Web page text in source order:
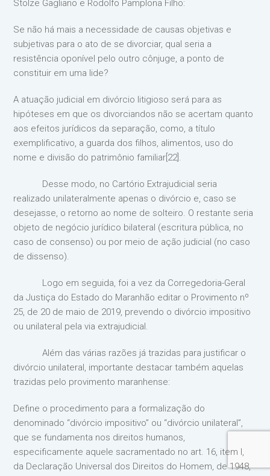
Stolze Gagliano e Rodolfo Pamplona Filho:
Se não há mais a necessidade de causas objetivas e
subjetivas para o ato de se divorciar, qual seria a
resistência oponível pelo outro cônjuge, a ponto de
constituir em uma lide?
A atuação judicial em divórcio litigioso será para as
hipóteses em que os divorciandos não se acertam quanto
aos efeitos jurídicos da separação, como, a título
exemplificativo, a guarda dos filhos, alimentos, uso do
nome e divisão do patrimônio familiar[22].
Desse modo, no Cartório Extrajudicial seria
realizado unilateralmente apenas o divórcio e, caso se
desejasse, o retorno ao nome de solteiro. O restante seria
objeto de negócio jurídico bilateral (escritura pública, no
caso de consenso) ou por meio de ação judicial (no caso
de dissenso).
Logo em seguida, foi a vez da Corregedoria-Geral
da Justiça do Estado do Maranhão editar o Provimento nº
25, de 20 de maio de 2019, prevendo o divórcio impositivo
ou unilateral pela via extrajudicial.
Além das várias razões já trazidas para justificar o
divórcio unilateral, importante destacar também aquelas
trazidas pelo provimento maranhense:
Define o procedimento para a formalização do
denominado “divórcio impositivo” ou “divórcio unilateral”,
que se fundamenta nos direitos humanos,
especificamente aquele sacramentado no art. 16, item I,
da Declaração Universal dos Direitos do Homem, de 1948,